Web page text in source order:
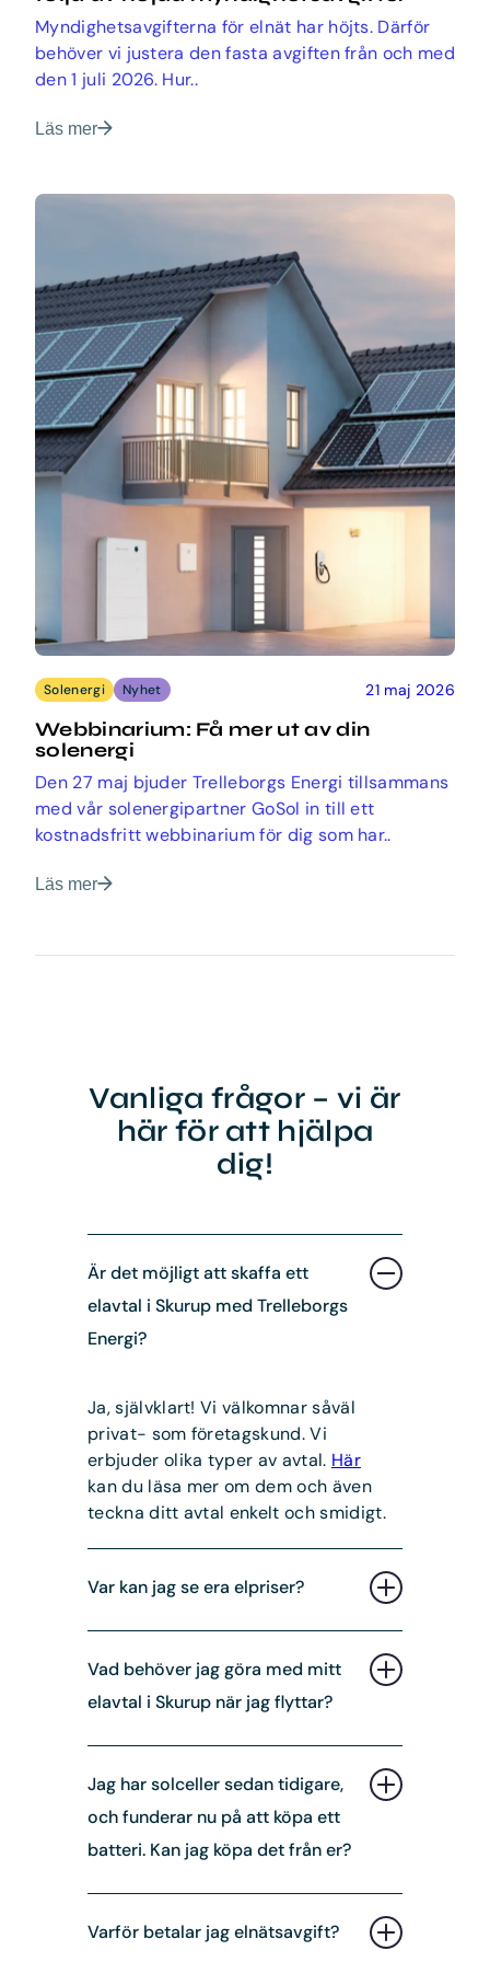
Myndighetsavgifterna för elnät har höjts. Därför
behöver vi justera den fasta avgiften från och med
den 1 juli 2026. Hur..
Läs mer
Solenergi Nyhet 21 maj 2026
Webbinarium: Få mer ut av din
solenergi
Den 27 maj bjuder Trelleborgs Energi tillsammans
med vår solenergipartner GoSol in till ett
kostnadsfritt webbinarium för dig som har..
Läs mer
Vanliga frågor – vi är
här för att hjälpa
dig!
Är det möjligt att skaffa ett
elavtal i Skurup med Trelleborgs
Energi?
Ja, självklart! Vi välkomnar såväl
privat- som företagskund. Vi
erbjuder olika typer av avtal. Här
kan du läsa mer om dem och även
teckna ditt avtal enkelt och smidigt.
Var kan jag se era elpriser?
alla avtalsformer och dess priser
inklusive den fasta avgiften.
Vad behöver jag göra med mitt
elavtal i Skurup när jag flyttar?
det viktigt att anmäla flytten och
teckna ett nytt elhandelsavtal. Du
kan enkelt göra flyttanmälan via
00 så hjälper vi dig!
Jag har solceller sedan tidigare,
och funderar nu på att köpa ett
batteri. Kan jag köpa det från er?
eller funderar på att installera, så
Varför betalar jag elnätsavgift?